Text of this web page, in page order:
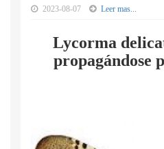
2023-08-07 Leer mas...
Lycorma
propagándose